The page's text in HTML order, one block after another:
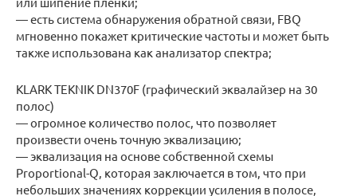
— есть система обнаружения обратной связи, FBQ
мгновенно покажет критические частоты и может быть
также использована как анализатор спектра;
KLARK TEKNIK DN370F (графический эквалайзер на 30
полос)
— огромное количество полос, что позволяет
произвести очень точную эквализацию;
— эквализация на основе собственной схемы
Proportional-Q, которая заключается в том, что при
небольших значениях коррекции усиления в полосе,